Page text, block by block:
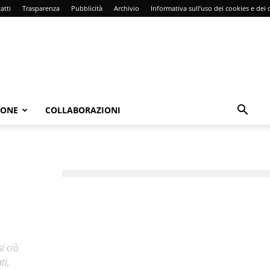
Trasparenza Pubblicità Archivio Informativa sull’uso dei cookies e dei
COLLABORAZIONI
ciò